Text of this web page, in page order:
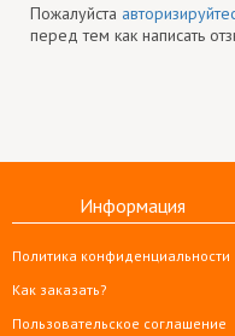
Пожалуйста
перед тем как написать
Информация
Политика конфиденциальности
Как заказать?
Пользовательское соглашение